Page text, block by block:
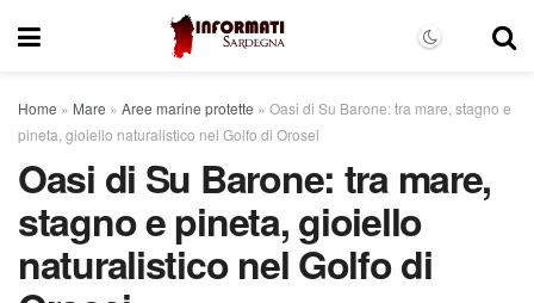
Home » Mare » Aree marine protette » Oasi di Su Barone: tra mare, stagno e
pineta, gioiello naturalistico nel Golfo di Orosei
Oasi di Su Barone: tra mare,
stagno e pineta, gioiello
naturalistico nel Golfo di